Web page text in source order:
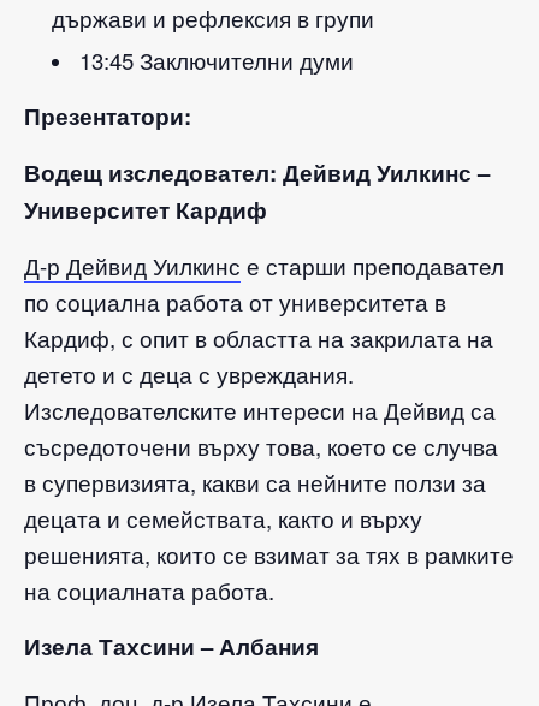
държави и рефлексия в групи
13:45 Заключителни думи
Презентатори:
Водещ изследовател: Дейвид Уилкинс –
Университет Кардиф
Д-р Дейвид Уилкинс е старши преподавател
по социална работа от университета в
Кардиф, с опит в областта на закрилата на
детето и с деца с увреждания.
Изследователските интереси на Дейвид са
съсредоточени върху това, което се случва
в супервизията, какви са нейните ползи за
децата и семействата, както и върху
решенията, които се взимат за тях в рамките
на социалната работа.
Изела Тахсини – Албания